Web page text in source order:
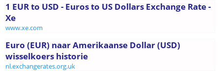
1 EUR to USD - Euros to US Dollars Exchange Rate -
Xe
www.xe.com
Euro (EUR) naar Amerikaanse Dollar (USD)
wisselkoers historie
nl.exchangerates.org.uk